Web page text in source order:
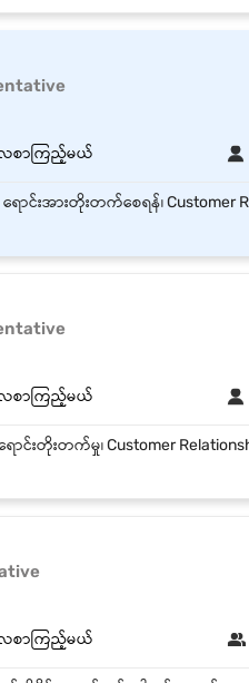
စာကြည့်မယ်
စာကြည့်မယ်
စာကြည့်မယ်